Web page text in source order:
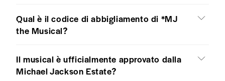
Qual è il codice di abbigliamento di *MJ
the Musical?
Il musical è ufficialmente approvato dalla
Michael Jackson Estate?